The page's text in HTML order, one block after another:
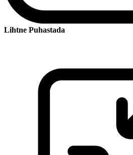
Lihtne Puhastada